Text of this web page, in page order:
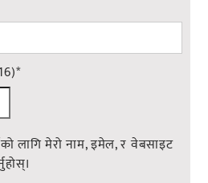
*
लागि मेरो नाम, इमेल, र वेबसाइट